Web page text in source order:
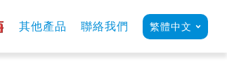
繁體中文
其他產品 聯絡我們